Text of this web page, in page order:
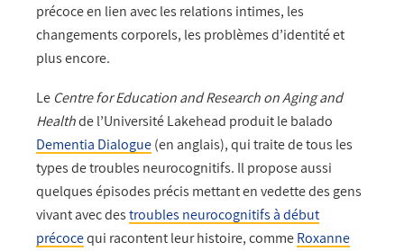
précoce en lien avec les relations intimes, les
changements corporels, les problèmes d’identité et
plus encore.
Le Centre for Education and Research on Aging and
Healthde l’Université Lakehead produit le balado
Dementia Dialogue(en anglais), qui traite de tous les
types de troubles neurocognitifs. Il propose aussi
quelques épisodes précis mettant en vedette des gens
vivant avec destroubles neurocognitifs à début
précocequi racontent leur histoire, commeRoxanne